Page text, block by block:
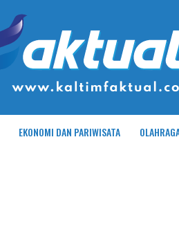
EKONOMI DAN PARIWISATA